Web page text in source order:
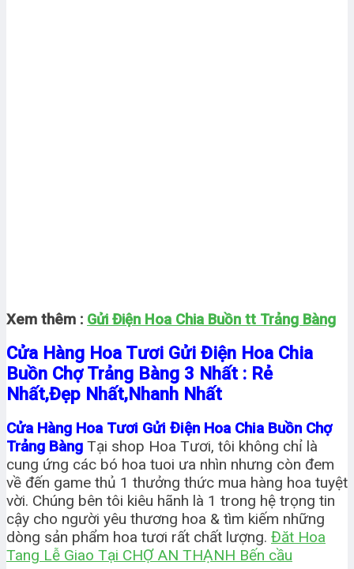
Xem thêm : Gửi Điện Hoa Chia Buồn tt Trảng Bàng
Cửa Hàng Hoa Tươi Gửi Điện Hoa Chia
Buồn Chợ Trảng Bàng 3 Nhất : Rẻ
Nhất,Đẹp Nhất,Nhanh Nhất
Cửa Hàng Hoa Tươi Gửi Điện Hoa Chia Buồn Chợ
Trảng Bàng Tại shop Hoa Tươi, tôi không chỉ là
cung ứng các bó hoa tuoi ưa nhìn nhưng còn đem
về đến game thủ 1 thưởng thức mua hàng hoa tuyệt
vời. Chúng bên tôi kiêu hãnh là 1 trong hệ trọng tin
cậy cho người yêu thương hoa & tìm kiếm những
dòng sản phẩm hoa tươi rất chất lượng. Đăt Hoa
Tang Lễ Giao Tại CHỢ AN THẠNH Bến cầu